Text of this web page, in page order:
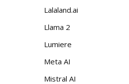
Lalaland.ai
Llama 2
Lumiere
Meta AI
Mistral AI